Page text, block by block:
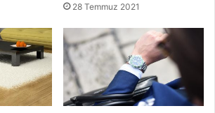
28 Temmuz 2021